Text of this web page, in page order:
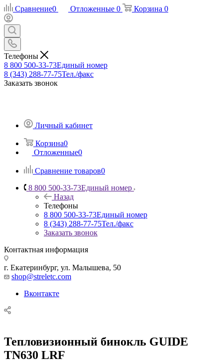
Сравнение0 Отложенные 0 Корзина 0
Телефоны
8 800 500-33-73Единый номер
8 (343) 288-77-75Тел./факс
Заказать звонок
Личный кабинет
Корзина0
Отложенные0
Сравнение товаров0
8 800 500-33-73Единый номер
Назад
Телефоны
8 800 500-33-73Единый номер
8 (343) 288-77-75Тел./факс
Заказать звонок
Контактная информация
г. Екатеринбург, ул. Малышева, 50
shop@streletc.com
Вконтакте
Тепловизионный бинокль GUIDE
TN630 LRF